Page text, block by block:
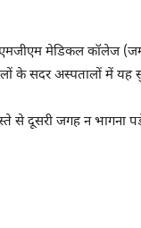
एमजीएम मेडिकल कॉलेज
के सदर अस्पतालों में यह
से दूसरी जगह न